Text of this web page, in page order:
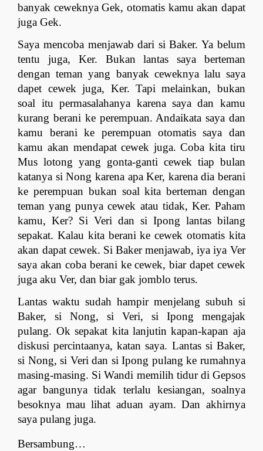
banyak ceweknya Gek, otomatis kamu akan dapat
juga Gek.
Saya mencoba menjawab dari si Baker. Ya belum
tentu juga, Ker. Bukan lantas saya berteman
dengan teman yang banyak ceweknya lalu saya
dapet cewek juga, Ker. Tapi melainkan, bukan
soal itu permasalahanya karena saya dan kamu
kurang berani ke perempuan. Andaikata saya dan
kamu berani ke perempuan otomatis saya dan
kamu akan mendapat cewek juga. Coba kita tiru
Mus lotong yang gonta-ganti cewek tiap bulan
katanya si Nong karena apa Ker, karena dia berani
ke perempuan bukan soal kita berteman dengan
teman yang punya cewek atau tidak, Ker. Paham
kamu, Ker? Si Veri dan si Ipong lantas bilang
sepakat. Kalau kita berani ke cewek otomatis kita
akan dapat cewek. Si Baker menjawab, iya iya Ver
saya akan coba berani ke cewek, biar dapet cewek
juga aku Ver, dan biar gak jomblo terus.
Lantas waktu sudah hampir menjelang subuh si
Baker, si Nong, si Veri, si Ipong mengajak
pulang. Ok sepakat kita lanjutin kapan-kapan aja
diskusi percintaanya, katan saya. Lantas si Baker,
si Nong, si Veri dan si Ipong pulang ke rumahnya
masing-masing. Si Wandi memilih tidur di Gepsos
agar bangunya tidak terlalu kesiangan, soalnya
besoknya mau lihat aduan ayam. Dan akhirnya
saya pulang juga.
Bersambung…